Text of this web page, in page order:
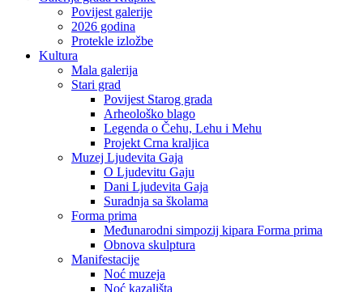
Povijest galerije
2026 godina
Protekle izložbe
Kultura
Mala galerija
Stari grad
Povijest Starog grada
Arheološko blago
Legenda o Čehu, Lehu i Mehu
Projekt Crna kraljica
Muzej Ljudevita Gaja
O Ljudevitu Gaju
Dani Ljudevita Gaja
Suradnja sa školama
Forma prima
Međunarodni simpozij kipara Forma prima
Obnova skulptura
Manifestacije
Noć muzeja
Noć kazališta